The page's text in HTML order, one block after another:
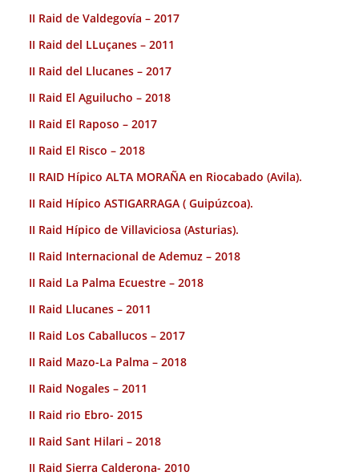
II Raid de Valdegovía – 2017
II Raid del LLuçanes – 2011
II Raid del Llucanes – 2017
II Raid El Aguilucho – 2018
II Raid El Raposo – 2017
II Raid El Risco – 2018
II RAID Hípico ALTA MORAÑA en Riocabado (Avila).
II Raid Hípico ASTIGARRAGA ( Guipúzcoa).
II Raid Hípico de Villaviciosa (Asturias).
II Raid Internacional de Ademuz – 2018
II Raid La Palma Ecuestre – 2018
II Raid Llucanes – 2011
II Raid Los Caballucos – 2017
II Raid Mazo-La Palma – 2018
II Raid Nogales – 2011
II Raid rio Ebro- 2015
II Raid Sant Hilari – 2018
II Raid Sierra Calderona- 2010